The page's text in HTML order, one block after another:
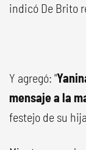
indicó De Brito
Y agregó: "
mensaje a la
festejo de su